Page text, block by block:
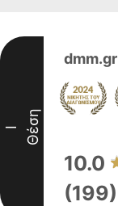
I Θέση
dmm.gr
10.0
(199)